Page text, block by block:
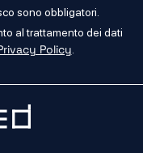
sono obbligatori.
al trattamento dei dati
Policy